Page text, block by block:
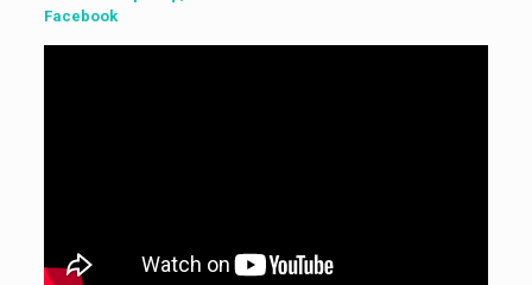
Facebook